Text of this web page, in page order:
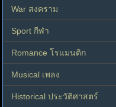
War สงคราม
Sport กีฬา
Romance โรแมนติก
Musical เพลง
Historical ประวัติศาสตร์